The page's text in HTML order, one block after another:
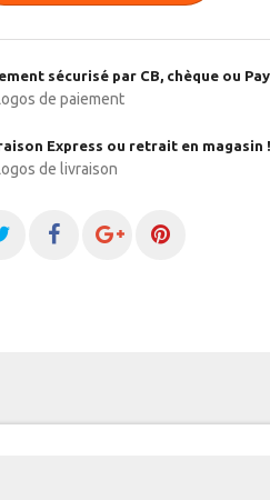
sécurisé par CB, chèque ou
Express ou retrait en magasin !